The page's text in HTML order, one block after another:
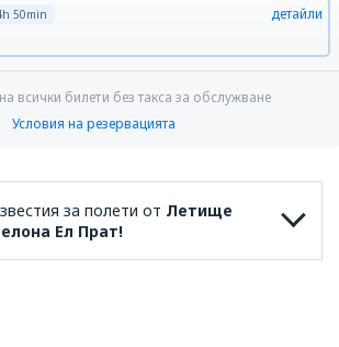
50min детайли
всички билети без такса за обслужване
Условия на резервацията
за полети от Летище
Ел Прат!